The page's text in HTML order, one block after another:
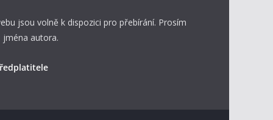
jsou volně k dispozici pro přebírání. Prosím
autora.